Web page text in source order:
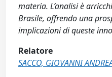
materia. L’analisi è
Brasile, offrendo una
implicazioni di queste
Relatore
SACCO, GIOVANNI